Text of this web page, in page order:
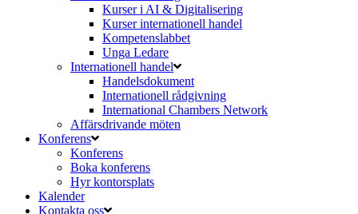
Kurser i AI & Digitalisering
Kurser internationell handel
Kompetenslabbet
Unga Ledare
Internationell handel
Handelsdokument
Internationell rådgivning
International Chambers Network
Affärsdrivande möten
Konferens
Konferens
Boka konferens
Hyr kontorsplats
Kalender
Kontakta oss